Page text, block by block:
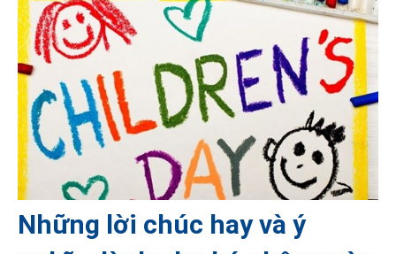
Những lời chúc hay và ý